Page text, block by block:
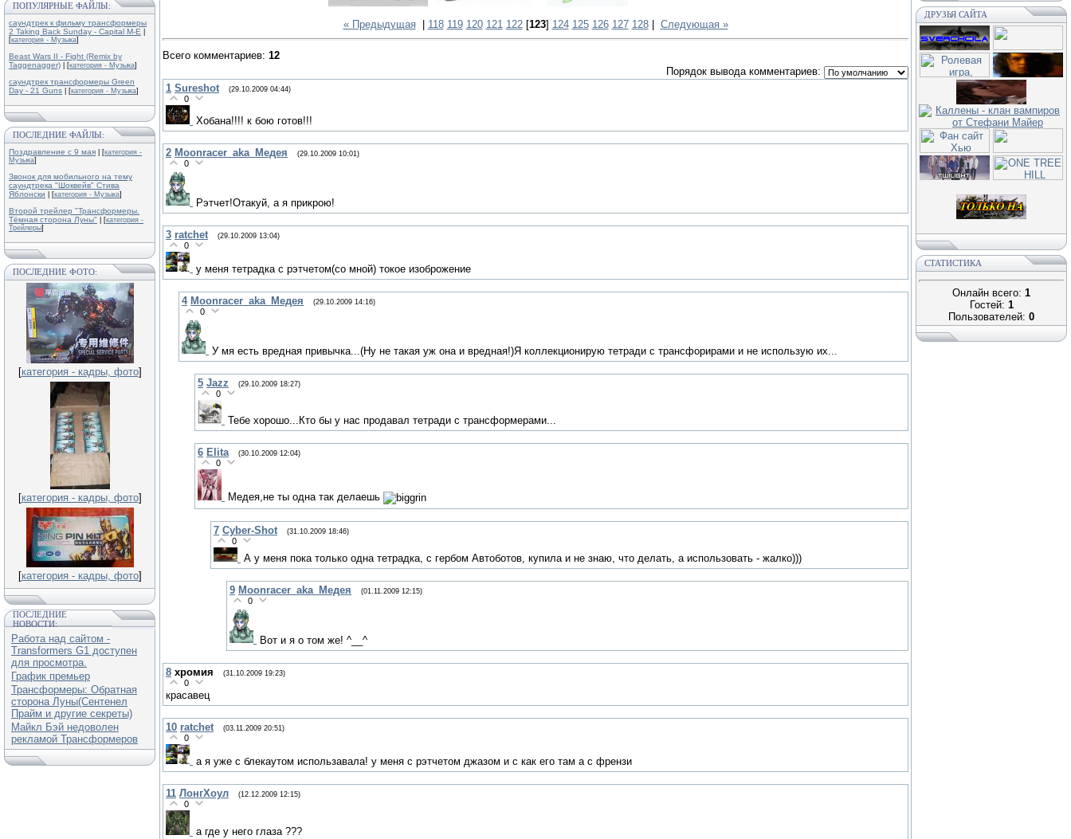
ПОПУЛЯРНЫЕ ФАЙЛЫ:
саундтрек к фильму трансформеры
2 Taking Back Sunday - Capital M-E
[категория - Музыка]
Beast Wars II - Fight (Remix by
Taggenagger)
| [категория - Музыка]
саундтрек трансформеры Green
Day - 21 Guns
| [категория - Музыка]
ПОСЛЕДНИЕ ФАЙЛЫ:
Поздравление с 9 мая | [категория -
Музыка]
Звонок для мобильного на тему
саундтрека "Шоквейв" Стива
Яблонски
| [категория - Музыка]
Второй трейлер "Трансформеры.
Тёмная сторона Луны"
| [категория -
Трейлеры]
ПОСЛЕДНИЕ ФОТО:
[категория - кадры, фото]
[категория - кадры, фото]
[категория - кадры, фото]
ПОСЛЕДНИЕ
НОВОСТИ:
Работа над сайтом -
Transformers G1 доступен
для просмотра.
График премьер
Трансформеры: Обратная
сторона Луны(Сентенел
Прайм и другие секреты)
Майкл Бэй недоволен
рекламой Трансформеров
« Предыдущая| 118 119 120 121 122[123] 124 125 126 127 128| Следующая »
Всего комментариев: 12
Порядок вывода комментариев:
1 Sureshot (29.10.2009 04:44)
0
Хобана!!!! к бою готов!!!
2 Moonracer_aka_Медея (29.10.2009 10:01)
0
Рэтчет!Отакуй, а я прикрою!
3 ratchet (29.10.2009 13:04)
0
у меня тетрадка с рэтчетом(со мной) токое изоброжение
4 Moonracer_aka_Медея (29.10.2009 14:16)
0
У мя есть вредная привычка...(Ну не такая уж она и вредная!)Я коллекционирую тетради с трансфорирами и не использую их...
5 Jazz (29.10.2009 18:27)
0
Тебе хорошо...Кто бы у нас продавал тетради с трансформерами...
6 Elita (30.10.2009 12:04)
0
Медея,не ты одна так делаешь
7 Cyber-Shot (31.10.2009 18:46)
0
А у меня пока только одна тетрадка, с гербом Автоботов, купила и не знаю, что делать, а использовать - жалко)))
9 Moonracer_aka_Медея (01.11.2009 12:15)
0
Вот и я о том же! ^__^
8 хромия (31.10.2009 19:23)
0
красавец
10 ratchet (03.11.2009 20:51)
0
а я уже с блекаутом использавала! у меня с рэтчетом джазом и с как его там а с френзи
11 ЛонгХоул (12.12.2009 12:15)
0
а где у него глаза ???
ДРУЗЬЯ САЙТА
СТАТИСТИКА
Онлайн всего: 1
Гостей: 1
Пользователей: 0